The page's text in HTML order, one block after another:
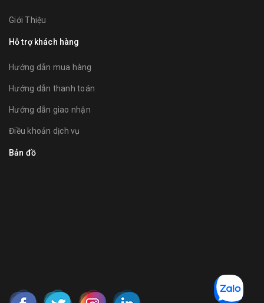
Giới Thiệu
Hỗ trợ khách hàng
Hướng dẫn mua hàng
Hướng dẫn thanh toán
Hướng dẫn giao nhận
Điều khoản dịch vụ
Bản đồ